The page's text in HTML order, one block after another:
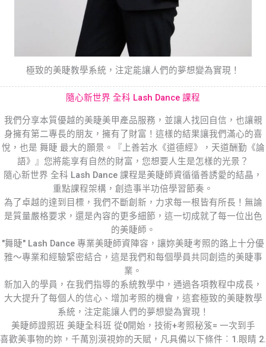
極致的美睫教學系統，注定能讓人們的夢想變為實現！
隨心新世界 全科 Lash Dance 課程
我們分享本質優越的美睫美甲產品服務，並讓人找回自信，也讓親
身擁有第二專長的朋友，擁有了財富！這樣的結果讓我們滿心的喜
悅，也是 舞睫 最大的願景。『上善若水《道德經》，天道酬勤《論
語》』您將能享有自然的財富，您想要人生是怎樣的光景？
隨心新世界 全科 Lash Dance 課程是美睫師資循循善誘愛的結晶，
重點課程架構，創造事半功倍學習節奏。
為了卓越的達到目標，我們不斷創新，力求每一根皆有所長！無論
是質量嚴格要求，還是內容的更多細節，這一切成就了每一位出色
的美睫師。
"舞睫" Lash Dance 專業美睫師資陣容，讓妳美睫考照的路上十分優
雅～專業和經驗緊密結合，這是我們和每個學員共同創造的美睫事
業。
新加入的學員，在我們指導的系統教學中，通過各項教程中成長，
大大提升了每個人的信心、增加考照的機會，這套極致的美睫教學
系統，注定能讓人們的夢想變為實現！
美睫師證照班 美睫全科班 從0開始，技術+考照秘笈= 一次到手
喜歡美事物的妳，千萬別漠視妳的天賦，凡具備以下條件︰1.眼睛 2.